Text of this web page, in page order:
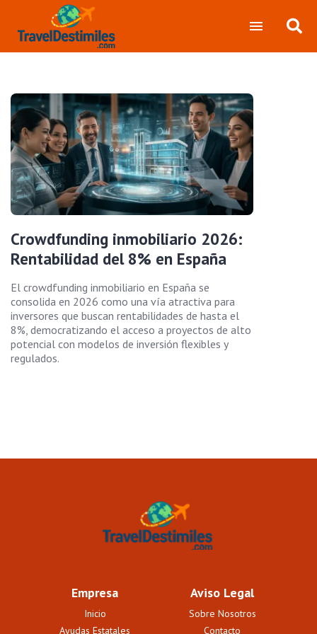
Crowdfunding inmobiliario 2026:
Rentabilidad del 8% en España
El crowdfunding inmobiliario en España se
consolida en 2026 como una vía atractiva para
inversores que buscan rentabilidades de hasta el
8%, democratizando el acceso a proyectos de alto
potencial con modelos de inversión flexibles y
regulados.
Empresa
Inicio
Ayudas Estatales
Aviso Legal
Sobre Nosotros
Contacto